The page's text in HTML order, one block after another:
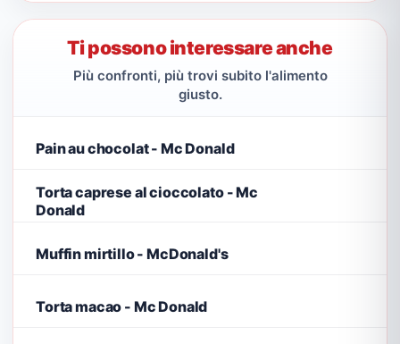
Ti possono interessare anche
Più confronti, più trovi subito l'alimento
giusto.
Pain au chocolat - Mc Donald
Torta caprese al cioccolato - Mc
Donald
Muffin mirtillo - McDonald's
Torta macao - Mc Donald